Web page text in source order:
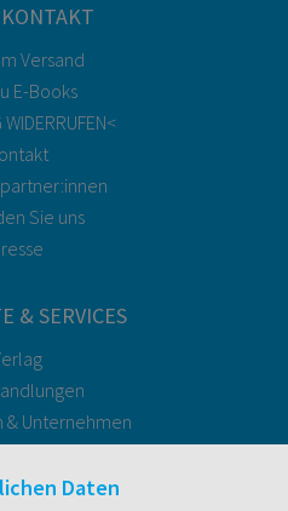
Versand
E-Books
Sie uns
& SERVICES
& Unternehmen
druckt.
Daten